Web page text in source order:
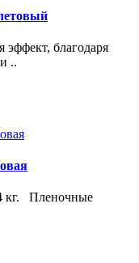
благодаря
..
кг. Пленочные